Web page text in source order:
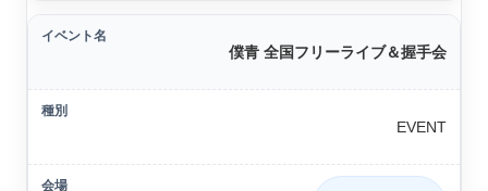
僕青 全国フリーライブ＆握手会
EVENT